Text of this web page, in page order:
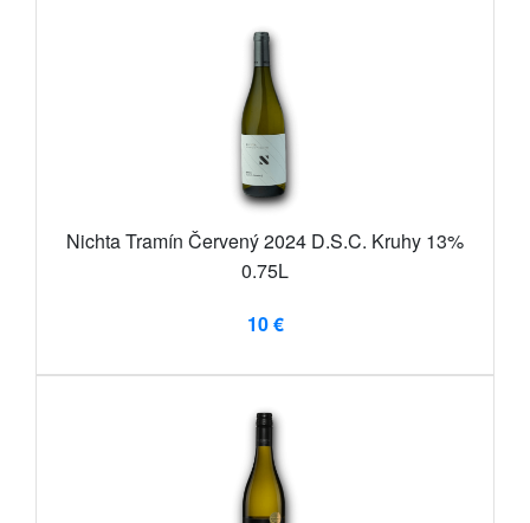
Nichta Tramín Červený 2024 D.S.C. Kruhy 13%
0.75L
10 €